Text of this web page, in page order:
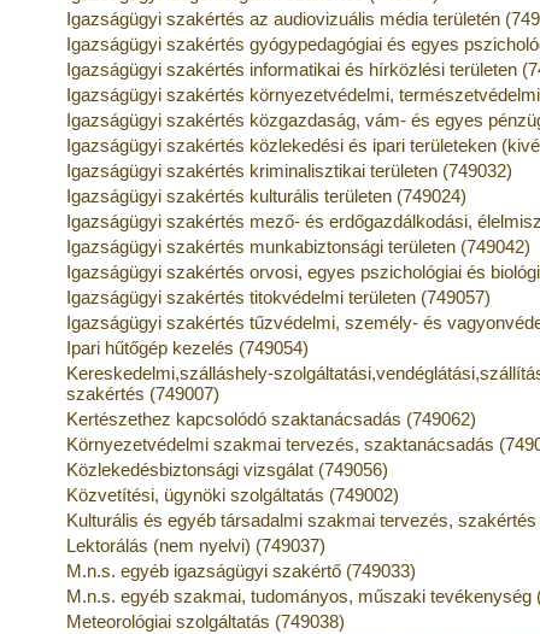
Igazságügyi szakértés az audiovizuális média területén
Igazságügyi szakértés gyógypedagógiai és egyes
Igazságügyi szakértés informatikai és hírközlési területen
Igazságügyi szakértés környezetvédelmi,
Igazságügyi szakértés közgazdaság, vám- és egyes
Igazságügyi szakértés közlekedési és ipari területeken
Igazságügyi szakértés kriminalisztikai területen (749032)
Igazságügyi szakértés kulturális területen (749024)
Igazságügyi szakértés mező- és erdőgazdálkodási,
Igazságügyi szakértés munkabiztonsági területen (749042)
Igazságügyi szakértés orvosi, egyes pszichológiai és
Igazságügyi szakértés titokvédelmi területen (749057)
Igazságügyi szakértés tűzvédelmi, személy- és
Ipari hűtőgép kezelés (749054)
Kereskedelmi,szálláshely-
szakértés (749007)
Kertészethez kapcsolódó szaktanácsadás (749062)
Környezetvédelmi szakmai tervezés, szaktanácsadás
Közlekedésbiztonsági vizsgálat (749056)
Közvetítési, ügynöki szolgáltatás (749002)
Kulturális és egyéb társadalmi szakmai tervezés, szakértés
Lektorálás (nem nyelvi) (749037)
M.n.s. egyéb igazságügyi szakértő (749033)
M.n.s. egyéb szakmai, tudományos, műszaki tevékenység
Meteorológiai szolgáltatás (749038)